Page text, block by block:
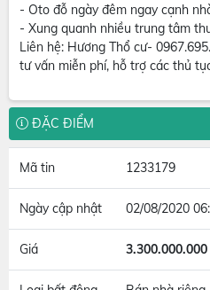
- Oto đỗ ngày đêm ngay cạnh
- Xung quanh nhiều trung tâm
Liên hệ: Hương Thổ cư-
tư vấn miễn phí, hỗ trợ các thủ
ĐẶC ĐIỂM
Mã tin 1233179
Ngày cập nhật 02/08/2020
Giá